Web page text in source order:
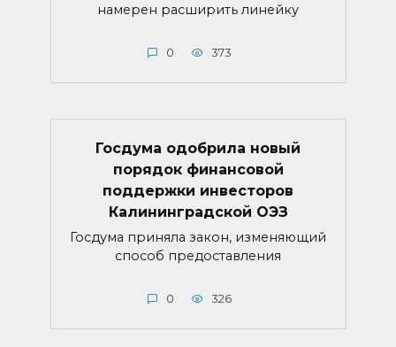
намерен расширить линейку
0 373
Госдума одобрила новый
порядок финансовой
поддержки инвесторов
Калининградской ОЭЗ
Госдума приняла закон, изменяющий
способ предоставления
0 326